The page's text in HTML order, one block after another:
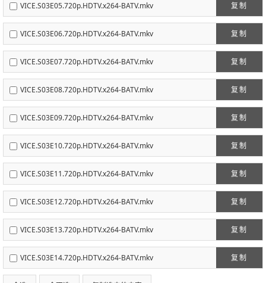
复制
VICE.S03E05.720p.HDTV.x264-BATV.mkv
复制
VICE.S03E06.720p.HDTV.x264-BATV.mkv
复制
VICE.S03E07.720p.HDTV.x264-BATV.mkv
复制
VICE.S03E08.720p.HDTV.x264-BATV.mkv
复制
VICE.S03E09.720p.HDTV.x264-BATV.mkv
复制
VICE.S03E10.720p.HDTV.x264-BATV.mkv
复制
VICE.S03E11.720p.HDTV.x264-BATV.mkv
复制
VICE.S03E12.720p.HDTV.x264-BATV.mkv
复制
VICE.S03E13.720p.HDTV.x264-BATV.mkv
复制
VICE.S03E14.720p.HDTV.x264-BATV.mkv